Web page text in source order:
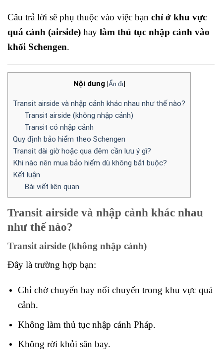
Câu trả lời sẽ phụ thuộc vào việc bạn chỉ ở khu vực
quá cảnh (airside) hay làm thủ tục nhập cảnh vào
khối Schengen.
Nội dung [Ẩn đi]
Transit airside và nhập cảnh khác nhau như thế nào?
Transit airside (không nhập cảnh)
Transit có nhập cảnh
Quy định bảo hiểm theo Schengen
Transit dài giờ hoặc qua đêm cần lưu ý gì?
Khi nào nên mua bảo hiểm dù không bắt buộc?
Kết luận
Bài viết liên quan
Transit airside và nhập cảnh khác nhau
như thế nào?
Transit airside (không nhập cảnh)
Đây là trường hợp bạn:
Chỉ chờ chuyến bay nối chuyến trong khu vực quá
cảnh.
Không làm thủ tục nhập cảnh Pháp.
Không rời khỏi sân bay.